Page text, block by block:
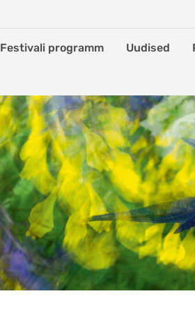
Festivali programm Uudised